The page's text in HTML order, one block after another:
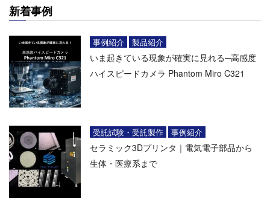
新着事例
事例紹介 製品紹介
いま起きている現象が確実に見れる─高感度
ハイスピードカメラ Phantom Miro C321
受託試験・受託製作 事例紹介
セラミック3Dプリンタ｜電気電子部品から
生体・医療系まで